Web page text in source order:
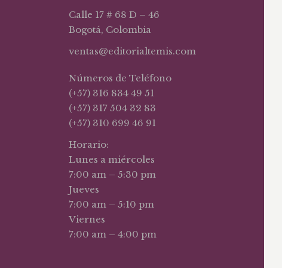
Calle 17 # 68 D – 46
Bogotá, Colombia
ventas@editorialtemis.com
Números de Teléfono
(+57) 316 834 49 51
(+57) 317 504 32 83
(+57) 310 699 46 91
Horario:
Lunes a miércoles
7:00 am – 5:30 pm
Jueves
7:00 am – 5:10 pm
Viernes
7:00 am – 4:00 pm